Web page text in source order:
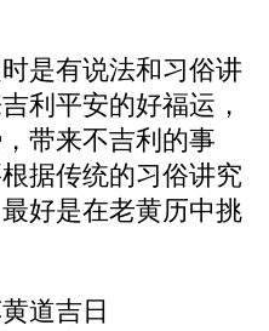
是有说法和习俗讲
利平安的好福运，
带来不吉利的事
据传统的习俗讲究
好是在老黄历中挑
道吉日